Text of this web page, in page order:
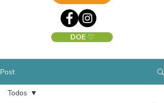
DOE ♡
Post
Todos